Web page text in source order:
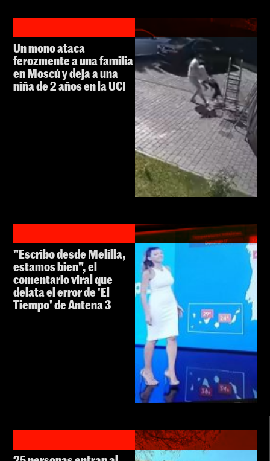
Un mono ataca
ferozmente a una familia
en Moscú y deja a una
niña de 2 años en la UCI
"Escribo desde Melilla,
estamos bien", el
comentario viral que
delata el error de 'El
Tiempo' de Antena 3